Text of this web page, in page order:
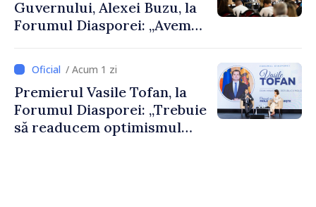
Guvernului, Alexei Buzu, la
Forumul Diasporei: „Avem
dumneavoastră pentru a
construi comunități mai
puternice”
/ Acum 1 zi
Premierul Vasile Tofan, la
Forumul Diasporei: „Trebuie
să readucem optimismul